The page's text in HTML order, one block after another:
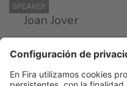
SPEAKER
Joan Jover
HORECA Leadership
Barcelona